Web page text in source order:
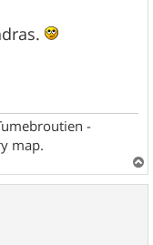
-
map.
a